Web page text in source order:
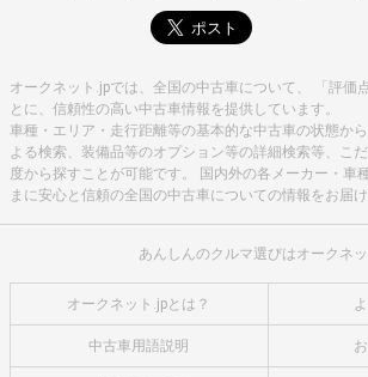
オークネット.jpでは、全国の中古車について、 「評価
とに、信頼性の高い中古車情報を提供しています。
車種・エリア・走行距離等の基本的な中古車の状態か
よる検索、装備品等のオプション等の詳細検索等、こ
度から探すことが可能です。 国内外の各メーカー・車
まに安心と信頼の全国の中古車についての情報をお届け
あんしんのクルマ選びはオークネ
オークネット.jpとは？
中古車用語説明